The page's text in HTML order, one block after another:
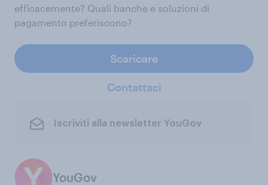
efficacemente? Quali banche e soluzioni di
pagamento preferiscono?
Scaricare
Contattaci
Iscriviti alla newsletter YouGov
YouGov